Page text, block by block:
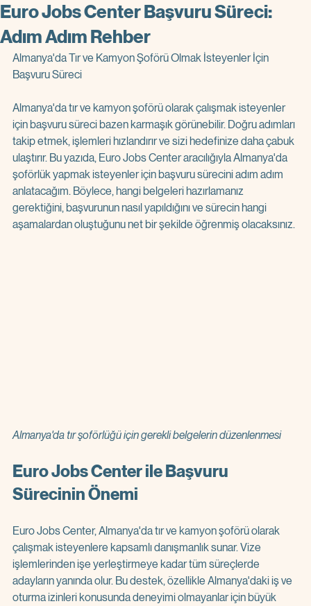
Euro Jobs Center Başvuru Süreci:
Adım Adım Rehber
Almanya'da Tır ve Kamyon Şoförü Olmak İsteyenler İçin
Başvuru Süreci
Almanya'da tır ve kamyon şoförü olarak çalışmak isteyenler
için başvuru süreci bazen karmaşık görünebilir. Doğru adımları
takip etmek, işlemleri hızlandırır ve sizi hedefinize daha çabuk
ulaştırır. Bu yazıda, Euro Jobs Center aracılığıyla Almanya'da
şoförlük yapmak isteyenler için başvuru sürecini adım adım
anlatacağım. Böylece, hangi belgeleri hazırlamanız
gerektiğini, başvurunun nasıl yapıldığını ve sürecin hangi
aşamalardan oluştuğunu net bir şekilde öğrenmiş olacaksınız.
Almanya'da tır şoförlüğü için gerekli belgelerin düzenlenmesi
Euro Jobs Center ile Başvuru
Sürecinin Önemi
Euro Jobs Center, Almanya'da tır ve kamyon şoförü olarak
çalışmak isteyenlere kapsamlı danışmanlık sunar. Vize
işlemlerinden işe yerleştirmeye kadar tüm süreçlerde
adayların yanında olur. Bu destek, özellikle Almanya'daki iş ve
oturma izinleri konusunda deneyimi olmayanlar için büyük